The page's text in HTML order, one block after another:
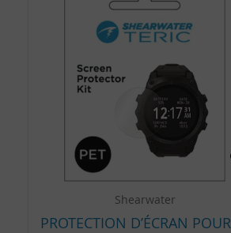
Shearwater